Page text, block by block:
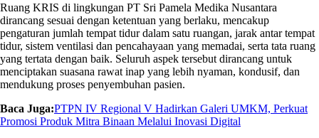
Ruang KRIS di lingkungan PT Sri Pamela Medika Nusantara
dirancang sesuai dengan ketentuan yang berlaku, mencakup
pengaturan jumlah tempat tidur dalam satu ruangan, jarak antar tempat
tidur, sistem ventilasi dan pencahayaan yang memadai, serta tata ruang
yang tertata dengan baik. Seluruh aspek tersebut dirancang untuk
menciptakan suasana rawat inap yang lebih nyaman, kondusif, dan
mendukung proses penyembuhan pasien.
Baca Juga:PTPN IV Regional V Hadirkan Galeri UMKM, Perkuat
Promosi Produk Mitra Binaan Melalui Inovasi Digital